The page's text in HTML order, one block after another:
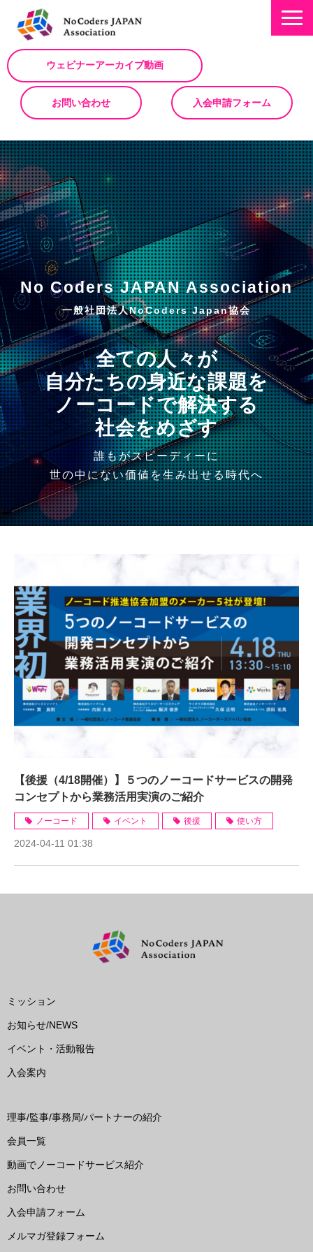
ウェビナーアーカイブ動画
お問い合わせ 入会申請フォーム
ミッション
お知らせ/NEWS
NoCodeサミット
イベント一覧
入会について
No Code サービスを動画で紹介
ノーコードコラム
No Coders JAPAN Association
一般社団法人NoCoders Japan協会
全ての人々が
自分たちの身近な課題を
ノーコードで解決する
社会をめざす
誰もがスピーディーに
世の中にない価値を生み出せる時代へ
【後援（4/18開催）】５つのノーコードサービスの開発
コンセプトから業務活用実演のご紹介
ノーコード イベント 後援 使い方
2024-04-11 01:38
ミッション
お知らせ/NEWS
イベント・活動報告
入会案内
理事/監事/事務局/パートナーの紹介
会員一覧
動画でノーコードサービス紹介
お問い合わせ
入会申請フォーム
メルマガ登録フォーム